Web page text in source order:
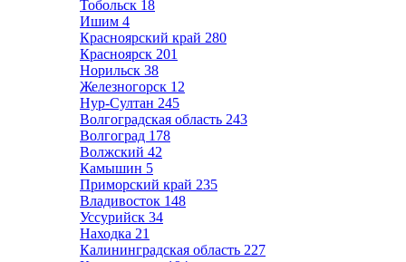
Тобольск 18
Ишим 4
Красноярский край 280
Красноярск 201
Норильск 38
Железногорск 12
Нур-Султан 245
Волгоградская область 243
Волгоград 178
Волжский 42
Камышин 5
Приморский край 235
Владивосток 148
Уссурийск 34
Находка 21
Калининградская область 227